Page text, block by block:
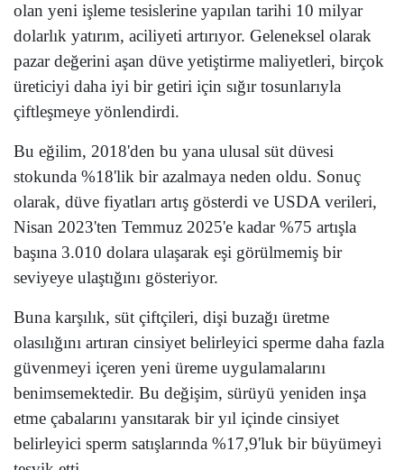
olan yeni işleme tesislerine yapılan tarihi 10 milyar
dolarlık yatırım, aciliyeti artırıyor. Geleneksel olarak
pazar değerini aşan düve yetiştirme maliyetleri, birçok
üreticiyi daha iyi bir getiri için sığır tosunlarıyla
çiftleşmeye yönlendirdi.
Bu eğilim, 2018'den bu yana ulusal süt düvesi
stokunda %18'lik bir azalmaya neden oldu. Sonuç
olarak, düve fiyatları artış gösterdi ve USDA verileri,
Nisan 2023'ten Temmuz 2025'e kadar %75 artışla
başına 3.010 dolara ulaşarak eşi görülmemiş bir
seviyeye ulaştığını gösteriyor.
Buna karşılık, süt çiftçileri, dişi buzağı üretme
olasılığını artıran cinsiyet belirleyici sperme daha fazla
güvenmeyi içeren yeni üreme uygulamalarını
benimsemektedir. Bu değişim, sürüyü yeniden inşa
etme çabalarını yansıtarak bir yıl içinde cinsiyet
belirleyici sperm satışlarında %17,9'luk bir büyümeyi